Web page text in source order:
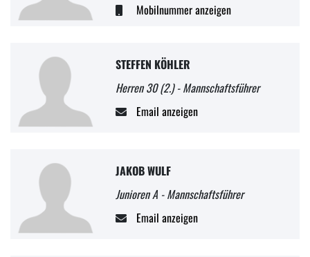
Mobilnummer anzeigen
STEFFEN KÖHLER
Herren 30 (2.) - Mannschaftsführer
Email anzeigen
JAKOB WULF
Junioren A - Mannschaftsführer
Email anzeigen